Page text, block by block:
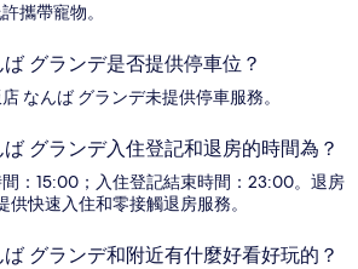
攜帶寵物。
グランデ是否提供停車位？
なんば グランデ未提供停車服務。
グランデ入住登記和退房的時間為？
：15:00；入住登記結束時間：23:00。退房
供快速入住和零接觸退房服務。
グランデ和附近有什麼好看好玩的？